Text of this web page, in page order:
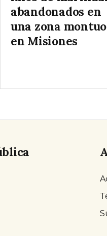
abandonados en
una zona
en Misiones